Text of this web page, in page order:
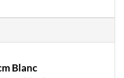
Blanc